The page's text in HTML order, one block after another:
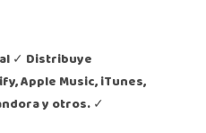
✓ Distribuye
Apple Music, iTunes,
y otros. ✓